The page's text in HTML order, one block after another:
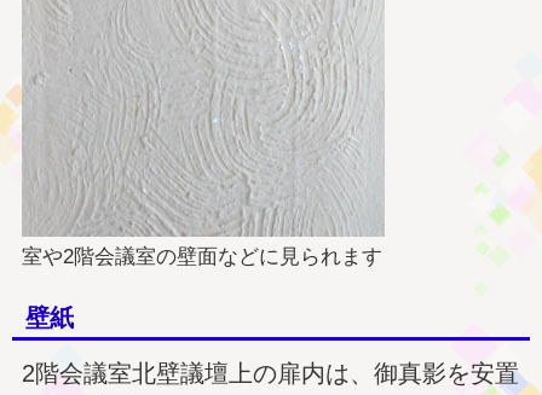
室や2階会議室の壁面などに見られます
壁紙
2階会議室北壁議壇上の扉内は、御真影を安置